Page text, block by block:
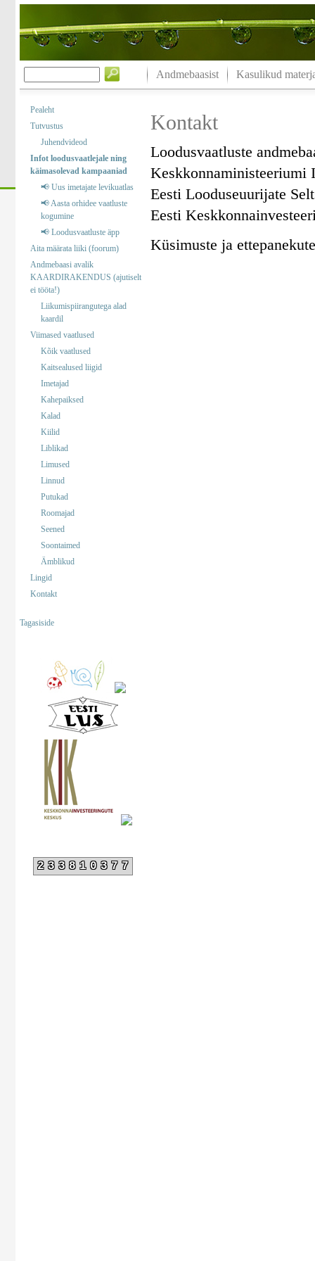
Andmebaasist Kasulikud
Pealeht
Tutvustus
Juhendvideod
Infot loodusvaatlejale ning
käimasolevad kampaaniad
📢 Uus imetajate levikuatlas
📢 Aasta orhidee vaatluste
kogumine
📢 Loodusvaatluste äpp
Aita määrata liiki (foorum)
Andmebaasi avalik
KAARDIRAKENDUS (ajutiselt
ei tööta!)
Liikumispiirangutega alad
kaardil
Viimased vaatlused
Kõik vaatlused
Kaitsealused liigid
Imetajad
Kahepaiksed
Kalad
Kiilid
Liblikad
Limused
Linnud
Putukad
Roomajad
Seened
Soontaimed
Ämblikud
Lingid
Kontakt
Tagasiside
233810377
Kontakt
Loodusvaatluste
Keskkonnaministeeriumi
Eesti Looduseuurijate
Eesti
Küsimuste ja